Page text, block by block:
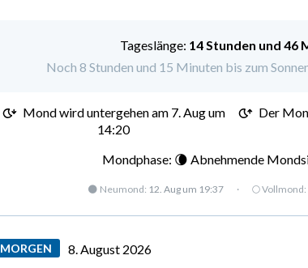
Tageslänge: 14 Stunden und 46
Noch 8 Stunden und 15 Minuten bis zum
Mond wird untergehen am 7. Aug um
14:20
Der
Mondphase: 🌘 Abnehmende
🌑 Neumond: 12. Aug um 19:37 · 🌕 Vollmond:
MORGEN 8. August 2026